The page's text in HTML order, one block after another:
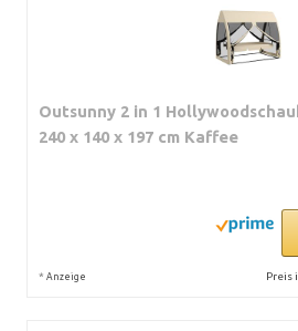
Outsunny 2 in 1
240 x 140 x 197 cm Kaffee
* Anzeige Preis